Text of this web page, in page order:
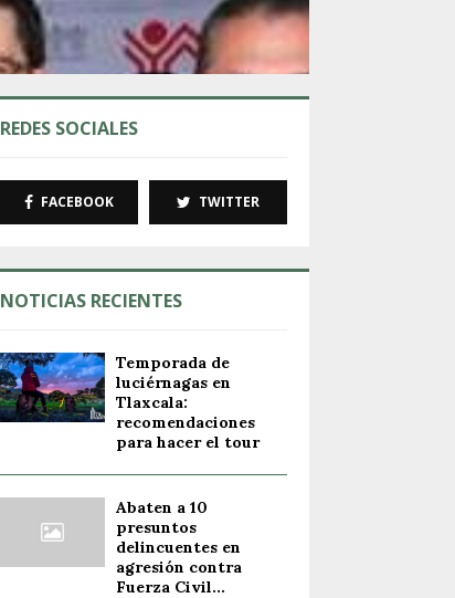
REDES SOCIALES
FACEBOOK TWITTER
NOTICIAS RECIENTES
Temporada de
luciérnagas en
Tlaxcala:
recomendaciones
para hacer el tour
Abaten a 10
presuntos
delincuentes en
agresión contra
Fuerza Civil...